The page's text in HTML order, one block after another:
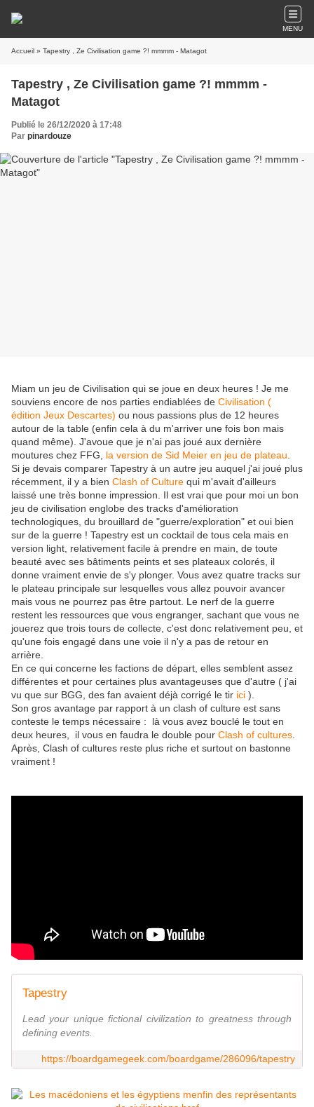
MENU
Accueil » Tapestry , Ze Civilisation game ?! mmmm - Matagot
Tapestry , Ze Civilisation game ?! mmmm -
Matagot
Publié le 26/12/2020 à 17:48
Par pinardouze
Miam un jeu de Civilisation qui se joue en deux heures ! Je me
souviens encore de nos parties endiablées de Civilisation (
édition Jeux Descartes) ou nous passions plus de 12 heures
autour de la table (enfin cela à du m'arriver une fois bon mais
quand même). J'avoue que je n'ai pas joué aux dernière
moutures chez FFG, la version de Sid Meier en jeu de plateau
Si je devais comparer Tapestry à un autre jeu auquel j'ai joué plus
récemment, il y a bien Clash of Culture qui m'avait d'ailleurs
laissé une très bonne impression. Il est vrai que pour moi un bon
jeu de civilisation englobe des tracks d'amélioration
technologiques, du brouillard de "guerre/exploration" et oui bien
sur de la guerre ! Tapestry est un cocktail de tous cela mais en
version light, relativement facile à prendre en main, de toute
beauté avec ses bâtiments peints et ses plateaux colorés, il
donne vraiment envie de s'y plonger. Vous avez quatre tracks sur
le plateau principale sur lesquelles vous allez pouvoir avancer
mais vous ne pourrez pas être partout. Le nerf de la guerre
restent les ressources que vous engranger, sachant que vous ne
jouerez que trois tours de collecte, c'est donc relativement peu, et
qu'une fois engagé dans une voie il n'y a pas de retour en
arrière.
En ce qui concerne les factions de départ, elles semblent assez
différentes et pour certaines plus avantageuses que d'autre ( j'ai
vu que sur BGG, des fan avaient déjà corrigé le tir ici ).
Son gros avantage par rapport à un clash of culture est sans
conteste le temps nécessaire : là vous avez bouclé le tout en
deux heures, il vous en faudra le double pour Clash of cultures
Après, Clash of cultures reste plus riche et surtout on bastonne
vraiment !
Tapestry
Lead your unique fictional civilization to greatness through
defining events.
https://boardgamegeek.com/boardgame/286096/tapestry